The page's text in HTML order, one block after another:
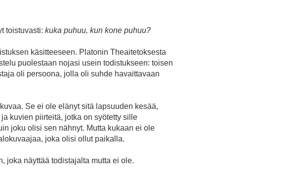
toistuvasti: kuka puhuu, kun kone puhuu?
käsitteeseen. Platonin Theaitetoksesta
puolestaan nojasi usein todistukseen: toisen
oli persoona, jolla oli suhde havaittavaan
Se ei ole elänyt sitä lapsuuden kesää,
kuvien piirteitä, jotka on syötetty sille
joku olisi sen nähnyt. Mutta kukaan ei ole
joka olisi ollut paikalla.
joka näyttää todistajalta mutta ei ole.